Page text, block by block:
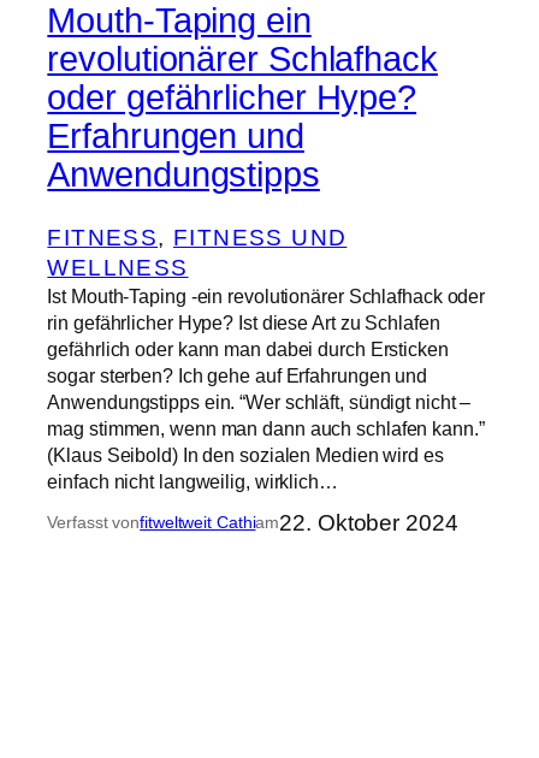
Mouth-Taping ein
revolutionärer Schlafhack
oder gefährlicher Hype?
Erfahrungen und
Anwendungstipps
FITNESS, FITNESS UND
WELLNESS
Ist Mouth-Taping -ein revolutionärer Schlafhack oder
rin gefährlicher Hype? Ist diese Art zu Schlafen
gefährlich oder kann man dabei durch Ersticken
sogar sterben? Ich gehe auf Erfahrungen und
Anwendungstipps ein. “Wer schläft, sündigt nicht –
mag stimmen, wenn man dann auch schlafen kann.”
(Klaus Seibold) In den sozialen Medien wird es
einfach nicht langweilig, wirklich…
Verfasst vonfitweltweit Cathiam22. Oktober 2024